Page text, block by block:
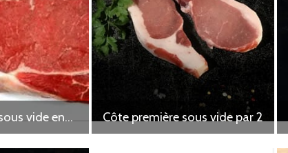
Côte de boeuf sous vide environ 1 kg Côte première sous vide par 2